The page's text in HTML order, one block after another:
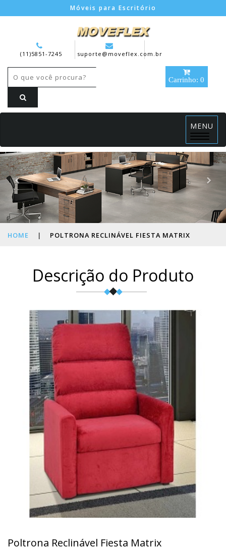
Móveis para Escritório
(11)5851-7245 suporte@moveflex.com.br
Carrinho: 0
MENU
Menu
HOME | POLTRONA RECLINÁVEL FIESTA MATRIX
Descrição do Produto
Poltrona Reclinável Fiesta Matrix